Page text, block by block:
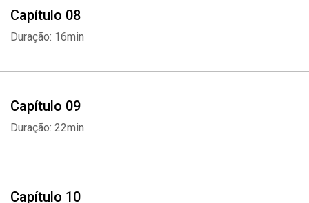
Capítulo 08
Duração: 16min
Capítulo 09
Duração: 22min
Capítulo 10